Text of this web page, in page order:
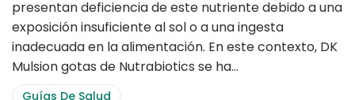
presentan deficiencia de este nutriente debido a una
exposición insuficiente al sol o a una ingesta
inadecuada en la alimentación. En este contexto, DK
Mulsion gotas de Nutrabiotics se ha…
Guías De Salud